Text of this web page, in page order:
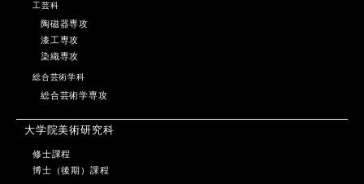
工芸科
陶磁器専攻
漆工専攻
染織専攻
総合芸術学科
総合芸術学専攻
大学院美術研究科
修士課程
博士（後期）課程